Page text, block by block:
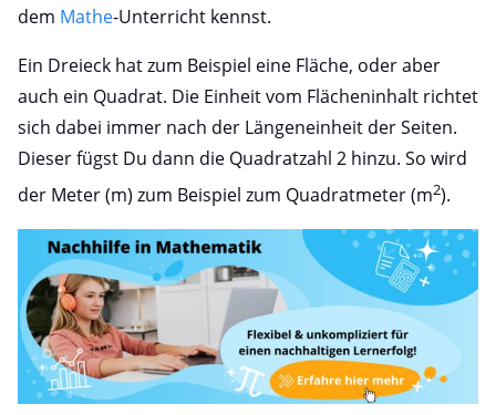
dem Mathe-Unterricht kennst.
Ein Dreieck hat zum Beispiel eine Fläche, oder aber
auch ein Quadrat. Die Einheit vom Flächeninhalt richtet
sich dabei immer nach der Längeneinheit der Seiten.
Dieser fügst Du dann die Quadratzahl 2 hinzu. So wird
der Meter (m) zum Beispiel zum Quadratmeter (m2).